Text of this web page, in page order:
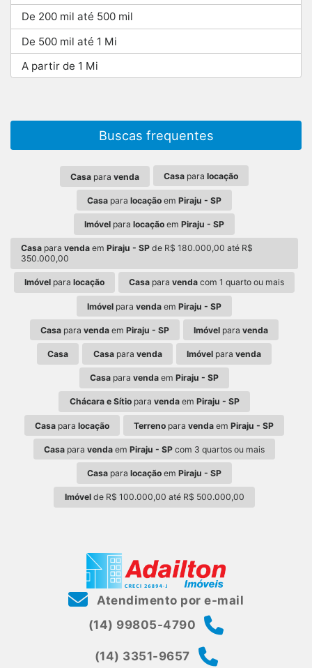
De 200 mil até 500 mil
De 500 mil até 1 Mi
A partir de 1 Mi
Buscas frequentes
Casapara venda Casa paralocação
Casa para locação em Piraju - SP
Imóvel para locação em Piraju - SP
Casa paravenda emPiraju - SP de R$ 180.000,00 até R$
350.000,00
Imóvelpara locação Casa paravenda com 1 quarto ou mais
Imóvel para venda em Piraju - SP
Casapara vendaem Piraju - SP Imóvel paravenda
Casa Casapara venda Imóvelpara venda
Casa para venda em Piraju - SP
Chácara e Sítiopara vendaem Piraju - SP
Casapara locação Terreno paravenda emPiraju - SP
Casa para venda em Piraju - SP com 3 quartos ou mais
Casa para locação em Piraju - SP
Imóvelde R$ 100.000,00 até R$ 500.000,00
Atendimento por e-mail
(14) 99805-4790
(14) 3351-9657